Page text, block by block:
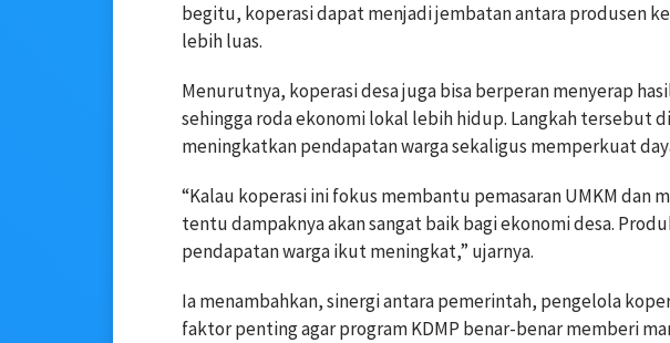
begitu, koperasi dapat menjadi jembatan antara produsen
lebih luas.
Menurutnya, koperasi desa juga bisa berperan menyerap
sehingga roda ekonomi lokal lebih hidup. Langkah tersebut
meningkatkan pendapatan warga sekaligus memperkuat
“Kalau koperasi ini fokus membantu pemasaran UMKM dan
tentu dampaknya akan sangat baik bagi ekonomi desa.
pendapatan warga ikut meningkat,” ujarnya.
Ia menambahkan, sinergi antara pemerintah, pengelola
faktor penting agar program KDMP benar-benar memberi